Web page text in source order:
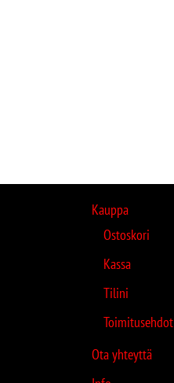
Kauppa
Ostoskori
Kassa
Tilini
Toimitusehdot
Ota yhteyttä